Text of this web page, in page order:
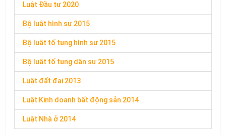
Luật Đầu tư 2020
Bộ luật hình sự 2015
Bộ luật tố tụng hình sự 2015
Bộ luật tố tụng dân sự 2015
Luật đất đai 2013
Luật Kinh doanh bất động sản 2014
Luật Nhà ở 2014